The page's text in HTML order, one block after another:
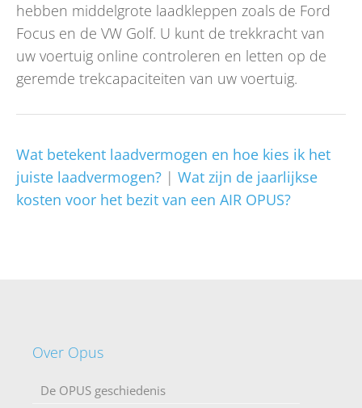
hebben middelgrote laadkleppen zoals de Ford
Focus en de VW Golf. U kunt de trekkracht van
uw voertuig online controleren en letten op de
geremde trekcapaciteiten van uw voertuig.
Wat betekent laadvermogen en hoe kies ik het
juiste laadvermogen? | Wat zijn de jaarlijkse
kosten voor het bezit van een AIR OPUS?
Over Opus
De OPUS geschiedenis